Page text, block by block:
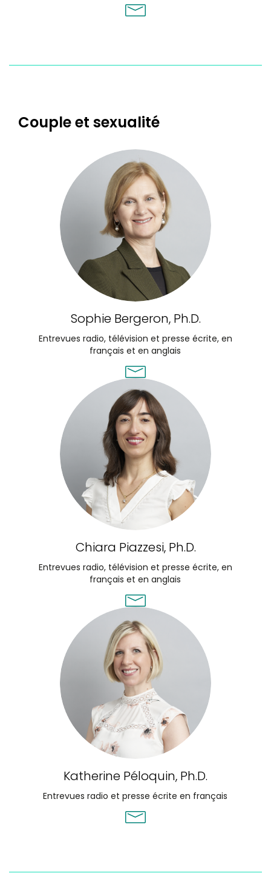
Couple et sexualité
Sophie Bergeron, Ph.D.
Entrevues radio, télévision et presse écrite, en
français et en anglais
Chiara Piazzesi, Ph.D.
Entrevues radio, télévision et presse écrite, en
français et en anglais
Katherine Péloquin, Ph.D.
Entrevues radio et presse écrite en français